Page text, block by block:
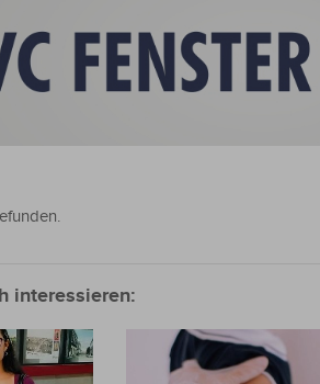
interessieren: